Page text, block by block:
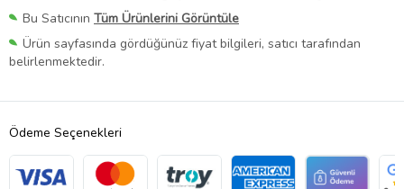
Bu Satıcının Tüm Ürünlerini Görüntüle
Ürün sayfasında gördüğünüz fiyat bilgileri, satıcı tarafından
belirlenmektedir.
Ödeme Seçenekleri